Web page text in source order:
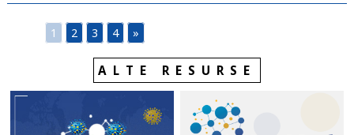
1 2 3 4 »
ALTE RESURSE